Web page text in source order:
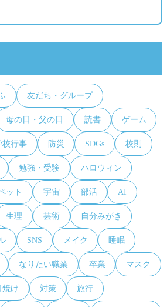
友だち・グループ
母の日・父の日 読書 ゲーム
校行事 防災 SDGs 校則
勉強・受験 ハロウィン
ット 宇宙 部活 AI
生理 芸術 自分みがき
SNS メイク 睡眠
なりたい職業 卒業 マスク
焼け 対策 旅行